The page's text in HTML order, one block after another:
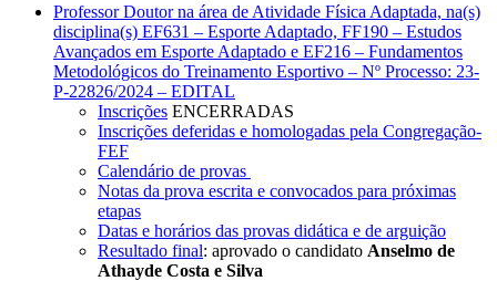
Professor Doutor na área de Atividade Física Adaptada, na(s)
disciplina(s) EF631 – Esporte Adaptado, FF190 – Estudos
Avançados em Esporte Adaptado e EF216 – Fundamentos
Metodológicos do Treinamento Esportivo – Nº Processo: 23-
P-22826/2024 – EDITAL
Inscrições ENCERRADAS
Inscrições deferidas e homologadas pela Congregação-
FEF
Calendário de provas
Notas da prova escrita e convocados para próximas
etapas
Datas e horários das provas didática e de arguição
Resultado final: aprovado o candidato Anselmo de
Athayde Costa e Silva